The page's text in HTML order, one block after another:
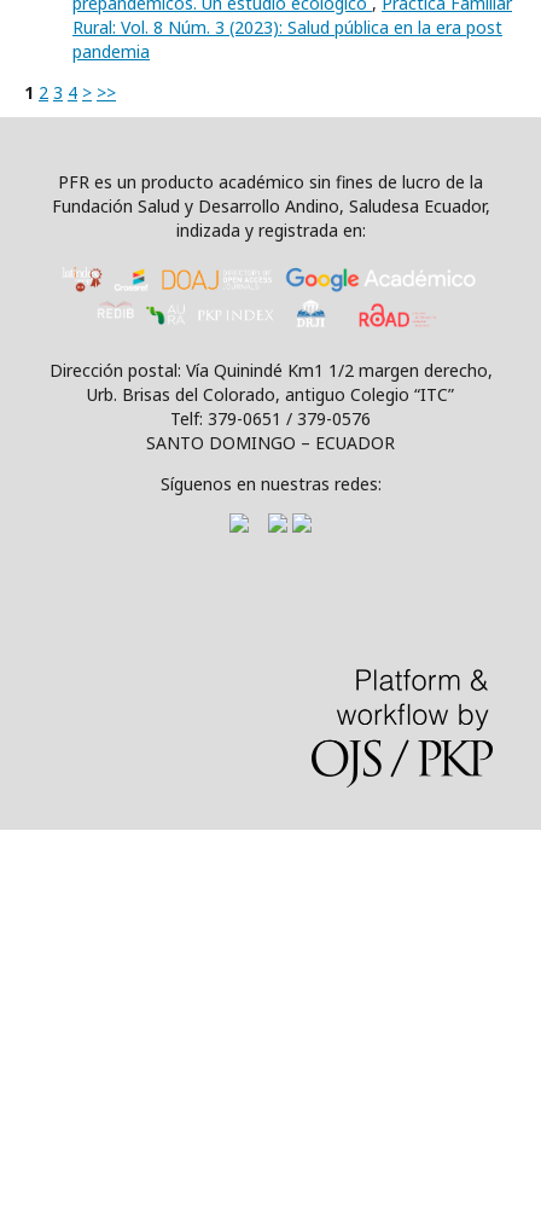
Rural: Vol. 8 Núm. 3 (2023): Salud pública en la era post
pandemia
1 2 3 4 > >>
PFR es un producto académico sin fines de lucro de la
Fundación Salud y Desarrollo Andino, Saludesa Ecuador,
indizada y registrada en:
Dirección postal: Vía Quinindé Km1 1/2 margen derecho,
Urb. Brisas del Colorado, antiguo Colegio “ITC”
Telf: 379-0651 / 379-0576
SANTO DOMINGO – ECUADOR
Síguenos en nuestras redes: